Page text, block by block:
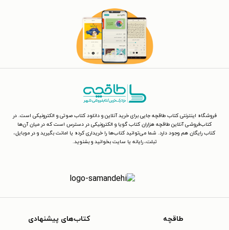
فروشگاه اینترنتی کتاب طاقچه جایی برای خرید آنلاین و دانلود کتاب صوتی و الکترونیکی است. در
کتاب‌فروشی آنلاین طاقچه هزاران کتاب گویا و الکترونیکی در دسترس است که در میان آن‌ها
کتاب رایگان هم وجود دارد. شما می‌توانید کتاب‌ها را خریداری کرده یا امانت بگیرید و در موبایل،
تبلت، رایانه یا سایت بخوانید و بشنوید.
طاقچه کتاب‌های پیشنهادی